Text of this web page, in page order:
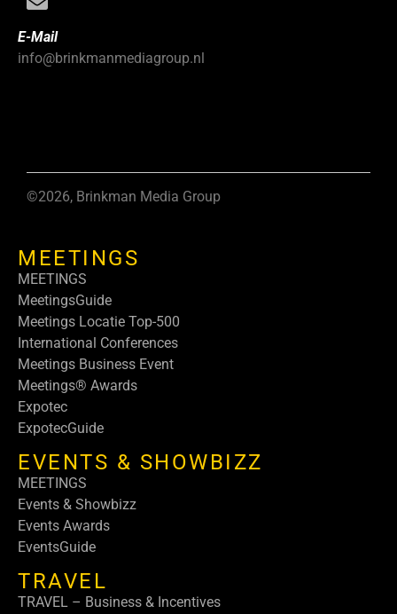
E-Mail
info@brinkmanmediagroup.nl
©2026, Brinkman Media Group
MEETINGS
MEETINGS
MeetingsGuide
Meetings Locatie Top-500
International Conferences
Meetings Business Event
Meetings® Awards
Expotec
ExpotecGuide
EVENTS & SHOWBIZZ
MEETINGS
Events & Showbizz
Events Awards
EventsGuide
TRAVEL
TRAVEL – Business & Incentives